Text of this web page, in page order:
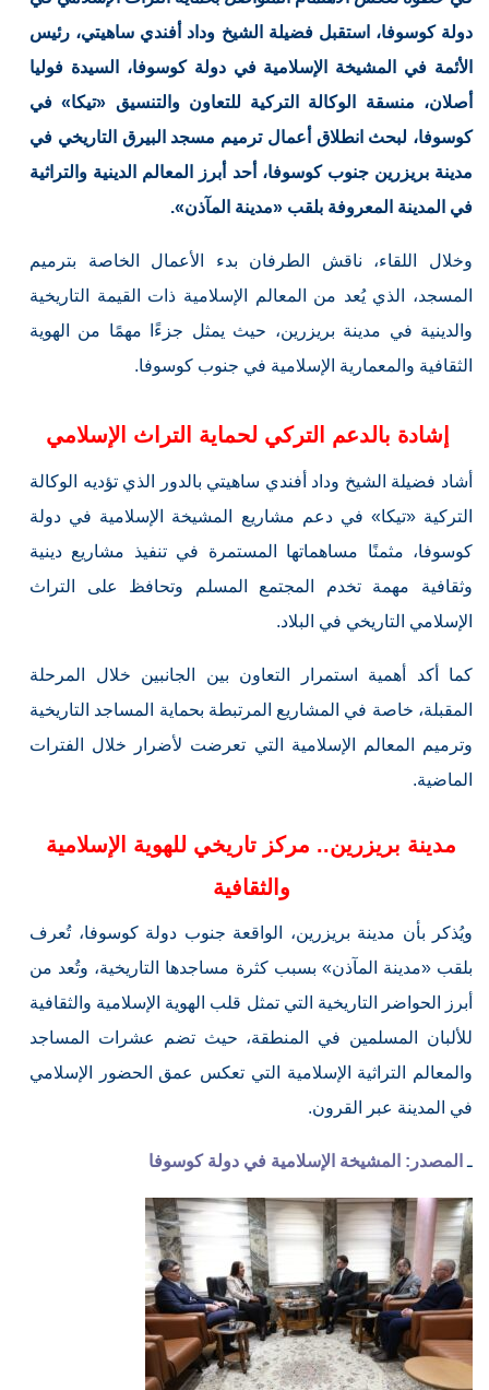
دولة كوسوفا، استقبل فضيلة الشيخ وداد أفندي ساهيتي، رئيس
الأئمة في المشيخة الإسلامية في دولة كوسوفا، السيدة فوليا
أصلان، منسقة الوكالة التركية للتعاون والتنسيق «تيكا» في
كوسوفا، لبحث انطلاق أعمال ترميم مسجد البيرق التاريخي في
مدينة بريزرين جنوب كوسوفا، أحد أبرز المعالم الدينية والتراثية
في المدينة المعروفة بلقب «مدينة المآذن».
وخلال اللقاء، ناقش الطرفان بدء الأعمال الخاصة بترميم
المسجد، الذي يُعد من المعالم الإسلامية ذات القيمة التاريخية
والدينية في مدينة بريزرين، حيث يمثل جزءًا مهمًا من الهوية
الثقافية والمعمارية الإسلامية في جنوب كوسوفا.
إشادة بالدعم التركي لحماية التراث الإسلامي
أشاد فضيلة الشيخ وداد أفندي ساهيتي بالدور الذي تؤديه الوكالة
التركية «تيكا» في دعم مشاريع المشيخة الإسلامية في دولة
كوسوفا، مثمنًا مساهماتها المستمرة في تنفيذ مشاريع دينية
وثقافية مهمة تخدم المجتمع المسلم وتحافظ على التراث
الإسلامي التاريخي في البلاد.
كما أكد أهمية استمرار التعاون بين الجانبين خلال المرحلة
المقبلة، خاصة في المشاريع المرتبطة بحماية المساجد التاريخية
وترميم المعالم الإسلامية التي تعرضت لأضرار خلال الفترات
الماضية.
مدينة بريزرين.. مركز تاريخي للهوية الإسلامية
والثقافية
ويُذكر بأن مدينة بريزرين، الواقعة جنوب دولة كوسوفا، تُعرف
بلقب «مدينة المآذن» بسبب كثرة مساجدها التاريخية، وتُعد من
أبرز الحواضر التاريخية التي تمثل قلب الهوية الإسلامية والثقافية
للألبان المسلمين في المنطقة، حيث تضم عشرات المساجد
والمعالم التراثية الإسلامية التي تعكس عمق الحضور الإسلامي
في المدينة عبر القرون.
ـ المصدر: المشيخة الإسلامية في دولة كوسوفا